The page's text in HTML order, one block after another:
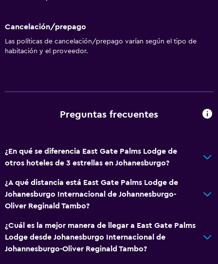
Cancelación/prepago
Las políticas de cancelación/prepago varían según el tipo de
habitación y el proveedor.
Preguntas frecuentes
¿En qué se diferencia East Gate Palms Lodge de
otros hoteles de 3 estrellas en Johanesburgo?
¿A qué distancia está East Gate Palms Lodge de
Johanesburgo Internacional de Johannesburgo-
Oliver Reginald Tambo?
¿Cuál es la mejor manera de llegar a East Gate Palms
Lodge desde Johanesburgo Internacional de
Johannesburgo-Oliver Reginald Tambo?